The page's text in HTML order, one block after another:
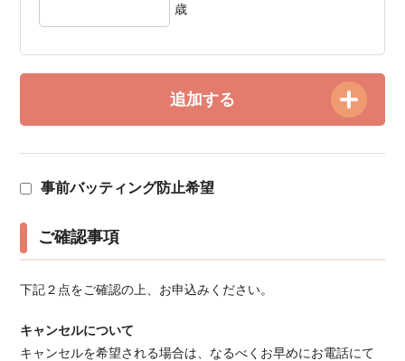
歳
追加する
事前バッティング防止希望
ご確認事項
下記２点をご確認の上、お申込みください。
キャンセルについて
キャンセルを希望される場合は、なるべくお早めにお電話にて